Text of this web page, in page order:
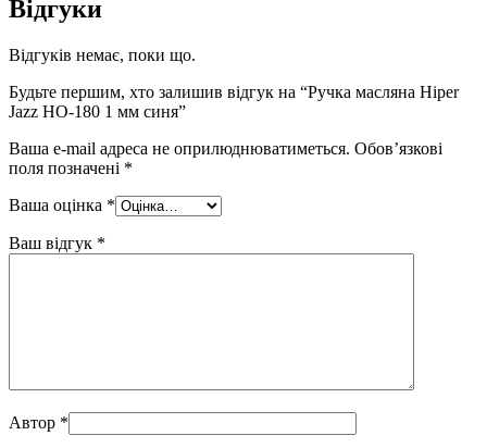
Відгуки
Відгуків немає, поки що.
Будьте першим, хто залишив відгук на “Ручка масляна Hiper
Jazz HO-180 1 мм синя”
Ваша e-mail адреса не оприлюднюватиметься. Обов’язкові
поля позначені *
Ваша оцінка *
Ваш відгук *
Автор *